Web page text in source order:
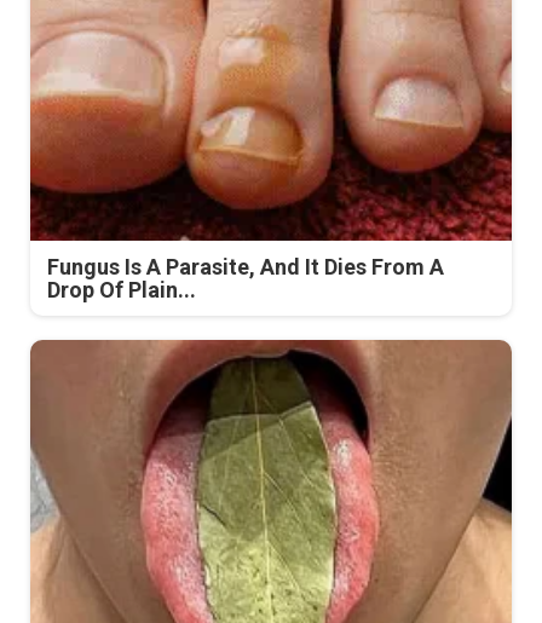
Fungus Is A Parasite, And It Dies From A
Drop Of Plain...